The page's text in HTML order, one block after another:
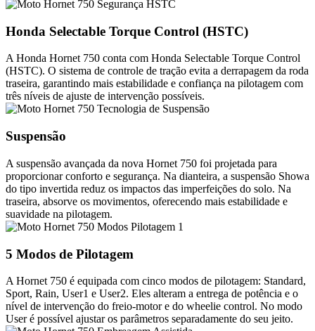
Honda Selectable Torque Control (HSTC)
A Honda Hornet 750 conta com Honda Selectable Torque Control
(HSTC). O sistema de controle de tração evita a derrapagem da roda
traseira, garantindo mais estabilidade e confiança na pilotagem com
três níveis de ajuste de intervenção possíveis.
Suspensão
A suspensão avançada da nova Hornet 750 foi projetada para
proporcionar conforto e segurança. Na dianteira, a suspensão Showa
do tipo invertida reduz os impactos das imperfeições do solo. Na
traseira, absorve os movimentos, oferecendo mais estabilidade e
suavidade na pilotagem.
5 Modos de Pilotagem
A Hornet 750 é equipada com cinco modos de pilotagem: Standard,
Sport, Rain, User1 e User2. Eles alteram a entrega de potência e o
nível de intervenção do freio-motor e do wheelie control. No modo
User é possível ajustar os parâmetros separadamente do seu jeito.